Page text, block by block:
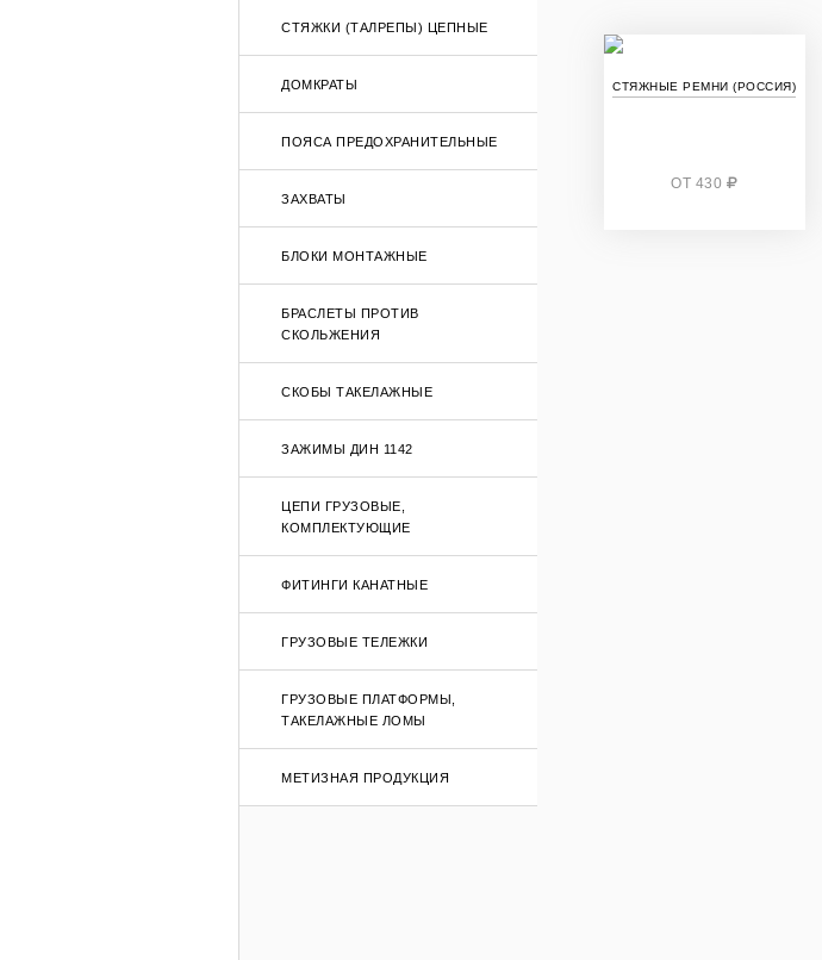
СТЯЖНЫЕ РЕМНИ (РОССИЯ)
ОТ 430
СТЯЖКИ (ТАЛРЕПЫ) ЦЕПНЫЕ
ДОМКРАТЫ
ПОЯСА ПРЕДОХРАНИТЕЛЬНЫЕ
ЗАХВАТЫ
БЛОКИ МОНТАЖНЫЕ
БРАСЛЕТЫ ПРОТИВ
СКОЛЬЖЕНИЯ
СКОБЫ ТАКЕЛАЖНЫЕ
ЗАЖИМЫ ДИН 1142
ЦЕПИ ГРУЗОВЫЕ,
КОМПЛЕКТУЮЩИЕ
ФИТИНГИ КАНАТНЫЕ
ГРУЗОВЫЕ ТЕЛЕЖКИ
ГРУЗОВЫЕ ПЛАТФОРМЫ,
ТАКЕЛАЖНЫЕ ЛОМЫ
МЕТИЗНАЯ ПРОДУКЦИЯ